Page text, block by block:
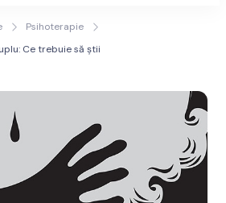
Ștefan – Drumul
spre Bine
viitor cu încredere
Psihoterapie
Ce trebuie să știi